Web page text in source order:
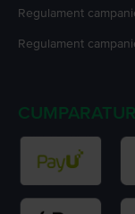
Regulament
Regulament